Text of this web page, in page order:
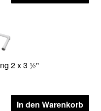
2 x 3 ½''
In den Warenkorb